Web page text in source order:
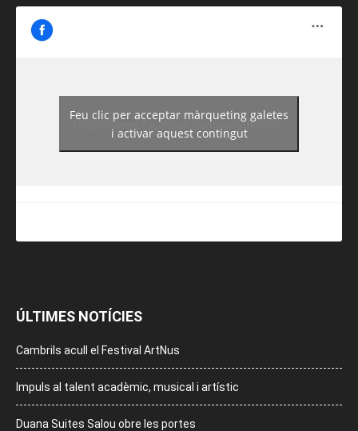
https://www.facebook.com/guiadereus/
Feu clic per acceptar màrqueting galetes
i activar aquest contingut
ÚLTIMES NOTÍCIES
Cambrils acull el Festival ArtNus
Impuls al talent acadèmic, musical i artístic
Duana Suites Salou obre les portes